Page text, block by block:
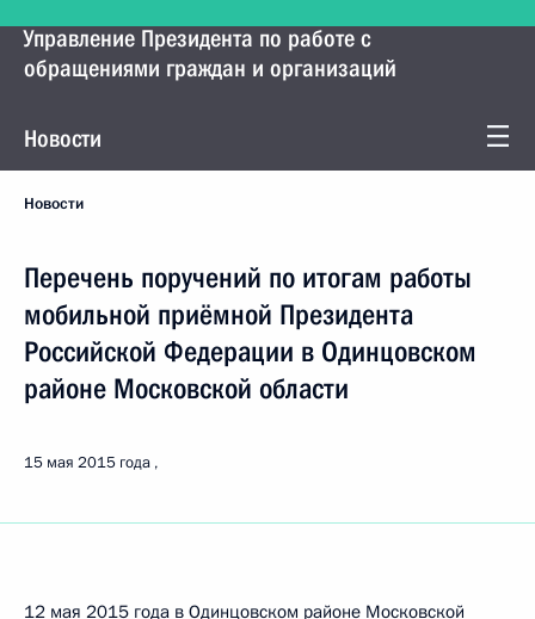
Управление Президента по работе с
обращениями граждан и организаций
Новости
Новости
Перечень поручений по итогам работы
мобильной приёмной Президента
Российской Федерации в Одинцовском
районе Московской области
15 мая 2015 года
12 мая 2015 года в Одинцовском районе Московской